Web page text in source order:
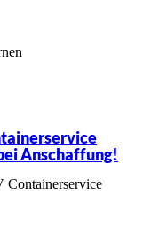
Anschaffung!
Containerservice